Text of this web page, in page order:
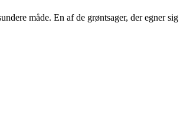
måde. En af de grøntsager, der egner